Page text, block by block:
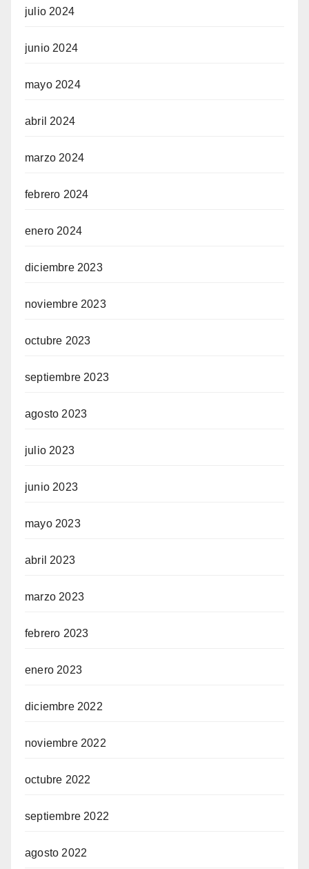
julio 2024
junio 2024
mayo 2024
abril 2024
marzo 2024
febrero 2024
enero 2024
diciembre 2023
noviembre 2023
octubre 2023
septiembre 2023
agosto 2023
julio 2023
junio 2023
mayo 2023
abril 2023
marzo 2023
febrero 2023
enero 2023
diciembre 2022
noviembre 2022
octubre 2022
septiembre 2022
agosto 2022